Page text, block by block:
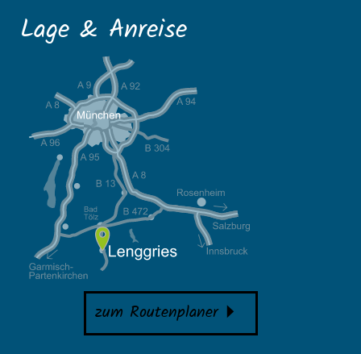
Lage & Anreise
zum Routenplaner